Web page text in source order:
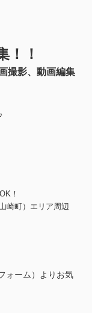
！！
撮影、動画編集
！
崎町）エリア周辺
ォーム）よりお気